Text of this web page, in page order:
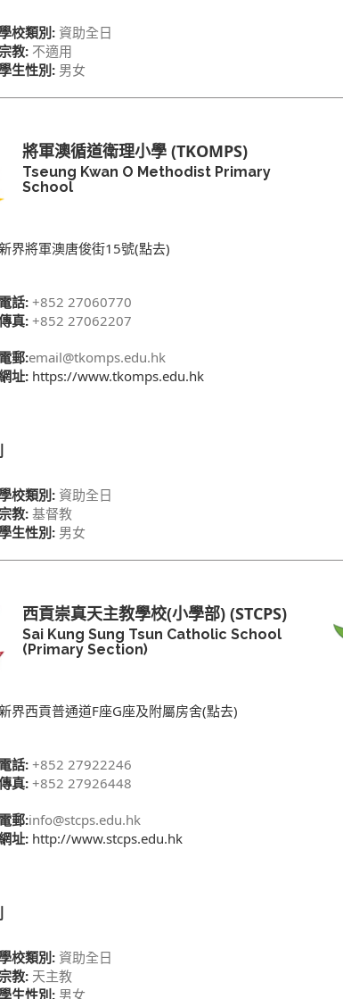
校類別: 資助全日
教: 不適用
生性別: 男女
將軍澳循道衛理小學 (TKOMPS)
Tseung Kwan O Methodist Primary
School
界將軍澳唐俊街15號(點去)
話: +852 27060770
真: +852 27062207
郵:email@tkomps.edu.hk
址: https://www.tkomps.edu.hk
校類別: 資助全日
教: 基督教
生性別: 男女
西貢崇真天主教學校(小學部) (STCPS)
Sai Kung Sung Tsun Catholic School
(Primary Section)
界西貢普通道F座G座及附屬房舍(點去)
話: +852 27922246
真: +852 27926448
郵:info@stcps.edu.hk
址: http://www.stcps.edu.hk
校類別: 資助全日
教: 天主教
生性別: 男女